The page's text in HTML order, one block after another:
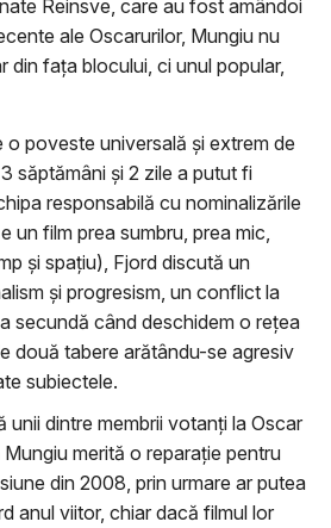
Reinsve, care au fost amândoi
ale Oscarurilor, Mungiu nu
din faţa blocului, ci unul popular,
o poveste universală şi extrem de
săptămâni şi 2 zile a putut fi
responsabilă cu nominalizările
un film prea sumbru, prea mic,
şi spaţiu), Fjord discută un
şi progresism, un conflict la
secundă când deschidem o reţea
două tabere arătându-se agresiv
subiectele.
unii dintre membrii votanţi la Oscar
merită o reparaţie pentru
din 2008, prin urmare ar putea
anul viitor, chiar dacă filmul lor